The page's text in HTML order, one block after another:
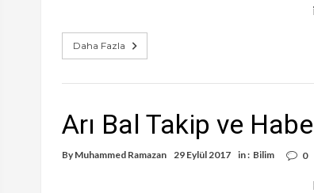
Daha Fazla
Arı Bal Takip ve
By Muhammed Ramazan 29 Eylül 2017 in : Bilim 0